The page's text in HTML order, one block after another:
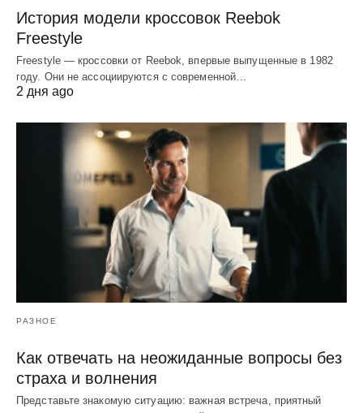
История модели кроссовок Reebok
Freestyle
Freestyle — кроссовки от Reebok, впервые выпущенные в 1982
году. Они не ассоциируются с современной…
2 дня ago
РАЗНОЕ
Как отвечать на неожиданные вопросы без
страха и волнения
Представьте знакомую ситуацию: важная встреча, приятный